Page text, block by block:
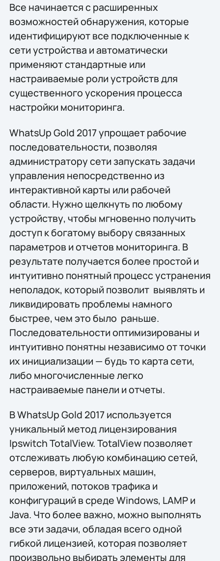
Все начинается с расширенных
возможностей обнаружения, которые
идентифицируют все подключенные к
сети устройства и автоматически
применяют стандартные или
настраиваемые роли устройств для
существенного ускорения процесса
настройки мониторинга.
WhatsUp Gold 2017 упрощает рабочие
последовательности, позволяя
администратору сети запускать задачи
управления непосредственно из
интерактивной карты или рабочей
области. Нужно щелкнуть по любому
устройству, чтобы мгновенно получить
доступ к богатому выбору связанных
параметров и отчетов мониторинга. В
результате получается более простой и
интуитивно понятный процесс устранения
неполадок, который позволит выявлять и
ликвидировать проблемы намного
быстрее, чем это было раньше.
Последовательности оптимизированы и
интуитивно понятны независимо от точки
их инициализации — будь то карта сети,
либо многочисленные легко
настраиваемые панели и отчеты.
В WhatsUp Gold 2017 используется
уникальный метод лицензирования
Ipswitch TotalView. TotalView позволяет
отслеживать любую комбинацию сетей,
серверов, виртуальных машин,
приложений, потоков трафика и
конфигураций в среде Windows, LAMP и
Java. Что более важно, можно выполнять
все эти задачи, обладая всего одной
гибкой лицензией, которая позволяет
произвольно выбирать элементы для